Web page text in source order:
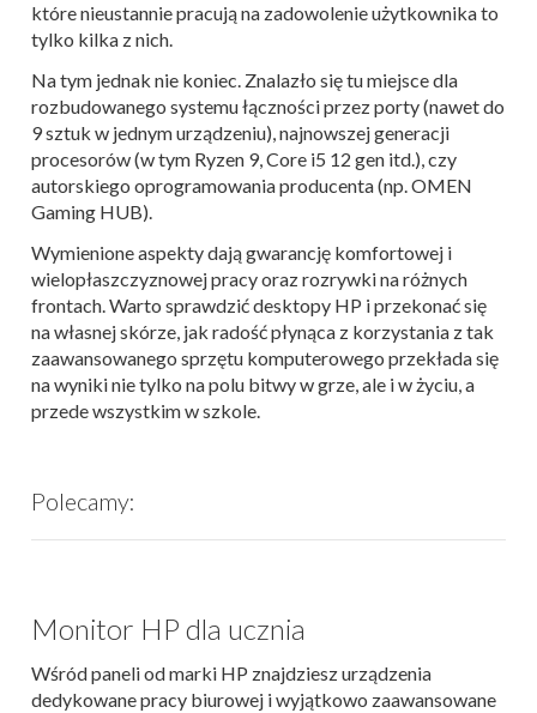
które nieustannie pracują na zadowolenie użytkownika to
tylko kilka z nich.
Na tym jednak nie koniec. Znalazło się tu miejsce dla
rozbudowanego systemu łączności przez porty (nawet do
9 sztuk w jednym urządzeniu), najnowszej generacji
procesorów (w tym Ryzen 9, Core i5 12 gen itd.), czy
autorskiego oprogramowania producenta (np.OMEN
Gaming HUB).
Wymienione aspekty dajągwarancję komfortowej i
wielopłaszczyznowej pracy oraz rozrywki na różnych
frontach.Warto sprawdzić desktopy HP i przekonać się
na własnej skórze, jak radość płynąca z korzystania z tak
zaawansowanego sprzętu komputerowego przekłada się
na wyniki nie tylko na polu bitwy w grze, ale i w życiu, a
przede wszystkim w szkole.
Polecamy:
Monitor HP dla ucznia
Wśród paneli od marki HP znajdziesz urządzenia
dedykowane pracy biurowej i wyjątkowo zaawansowane